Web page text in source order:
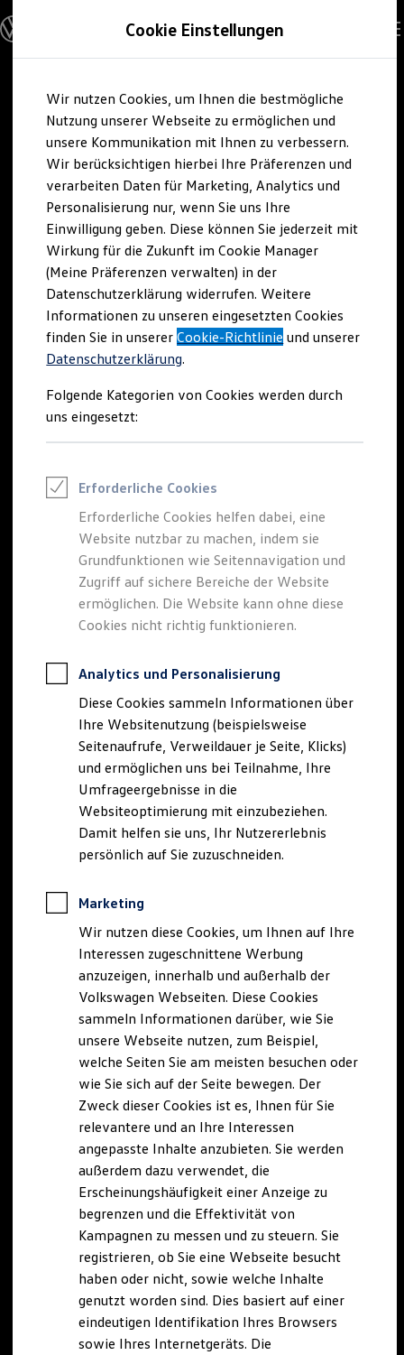
Hauptinhalt
springen
Footer
springen
Modelle und Konfigurator
Konfigurator
Modelle vergleichen
Elektroautos
ENERGY Sondermodelle
Nutzfahrzeuge
SUV und CUV
Familienautos
Kombis
Kompaktwagen
Sportwagen
Schnell verfügbare Fahrzeuge
Angebote und Produkte
Aktuelle Angebote
E-Auto-Förderung
Volkswagen Marktplatz
Die ENERGY Sondermodelle
Junge Gebrauchtwagen und Gebrauchtwagen
Volkswagen Zertifizierte Gebrauchtwagen
Elektromobilität bei Gebrauchtwagen
Saisonangebote
Reifenpakete
Leasing
Leasing-Angebote
Elektroauto Leasing
Kleinwagen-Leasing
Leasing ohne Anzahlung
Finanzierung
Autokredit mit Schlussrate
Versicherungen und Garantien
Kfz-Versicherung
Restschuldversicherungen
Garantien
Professional Class bei Volkswagen
Behörden
Direktkunden
Sonderfahrzeuge
Anpfiff zum Gewinn
Elektromobilität
Elektroautos
ID. Tutorials
Elektrofahrzeugkonzepte
ID. EVERY1
Reichweite
Rekuperation
Laden unterwegs
Laden Zuhause
Ladestationen finden
Ladezeitensimulator
Batterie
Sicherheit
Nachhaltigkeit
Technologie
Kosten und Kauf
Kaufoptionen
E-Auto-Förderung
Software und Konnektivität
Die ID. Software 6
ID. Software Versionen und Updates
Digitale Extras
Schnittstellen zu Ihrem ID.
Hybridautos
Marke und Erlebnis
Volkswagen R und R Experience
R-Modelle
R Experience
Driving Experience
Volkswagen entdecken
Werkbesichtigung
Cookie Einstellungen
Wir nutzen Cookies, um Ihnen die bestmögliche
Nutzung unserer Webseite zu ermöglichen und
unsere Kommunikation mit Ihnen zu verbessern.
Wir berücksichtigen hierbei Ihre Präferenzen und
verarbeiten Daten für Marketing, Analytics und
Personalisierung nur, wenn Sie uns Ihre
Einwilligung geben. Diese können Sie jederzeit mit
Wirkung für die Zukunft im Cookie Manager
(Meine Präferenzen verwalten) in der
Datenschutzerklärung widerrufen. Weitere
Informationen zu unseren eingesetzten Cookies
finden Sie in unsererCookie-Richtlinie und unserer
Datenschutzerklärung.
Folgende Kategorien von Cookies werden durch
uns eingesetzt:
Erforderliche Cookies
Erforderliche Cookies helfen dabei, eine
Website nutzbar zu machen, indem sie
Grundfunktionen wie Seitennavigation und
Zugriff auf sichere Bereiche der Website
ermöglichen. Die Website kann ohne diese
Cookies nicht richtig funktionieren.
Analytics und Personalisierung
Diese Cookies sammeln Informationen über
Ihre Websitenutzung (beispielsweise
Seitenaufrufe, Verweildauer je Seite, Klicks)
und ermöglichen uns bei Teilnahme, Ihre
Umfrageergebnisse in die
Websiteoptimierung mit einzubeziehen.
Damit helfen sie uns, Ihr Nutzererlebnis
persönlich auf Sie zuzuschneiden.
Marketing
Wir nutzen diese Cookies, um Ihnen auf Ihre
Interessen zugeschnittene Werbung
anzuzeigen, innerhalb und außerhalb der
Volkswagen Webseiten. Diese Cookies
sammeln Informationen darüber, wie Sie
unsere Webseite nutzen, zum Beispiel,
welche Seiten Sie am meisten besuchen oder
wie Sie sich auf der Seite bewegen. Der
Zweck dieser Cookies ist es, Ihnen für Sie
relevantere und an Ihre Interessen
angepasste Inhalte anzubieten. Sie werden
außerdem dazu verwendet, die
Erscheinungshäufigkeit einer Anzeige zu
begrenzen und die Effektivität von
Kampagnen zu messen und zu steuern. Sie
registrieren, ob Sie eine Webseite besucht
haben oder nicht, sowie welche Inhalte
genutzt worden sind. Dies basiert auf einer
eindeutigen Identifikation Ihres Browsers
sowie Ihres Internetgeräts. Die